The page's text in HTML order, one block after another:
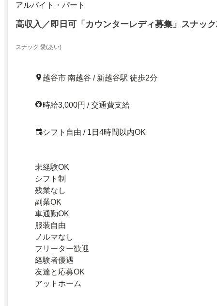
アルバイト・パート
高収入／即日可「カウンターレディ募集」スナッ
スナック 愛(あい)
越谷市 南越谷 / 新越谷駅 徒歩2分
時給3,000円 / 交通費支給
シフト自由 / 1日4時間以内OK
未経験OK
シフト制
残業なし
副業OK
車通勤OK
服装自由
ノルマなし
フリーター歓迎
経験者優遇
友達と応募OK
アットホーム